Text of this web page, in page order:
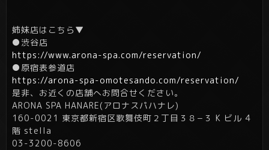
姉妹店はこちら▼
●渋谷店
https://www.arona-spa.com/reservation/
●原宿表参道店
https://arona-spa-omotesando.com/reservation/
是非、お近くの店舗へお問合せください。
ARONA SPA HANARE(アロナスパハナレ)
160-0021 東京都新宿区歌舞伎町２丁目３８−３ K ビル 4
階 stella
03-3200-8606